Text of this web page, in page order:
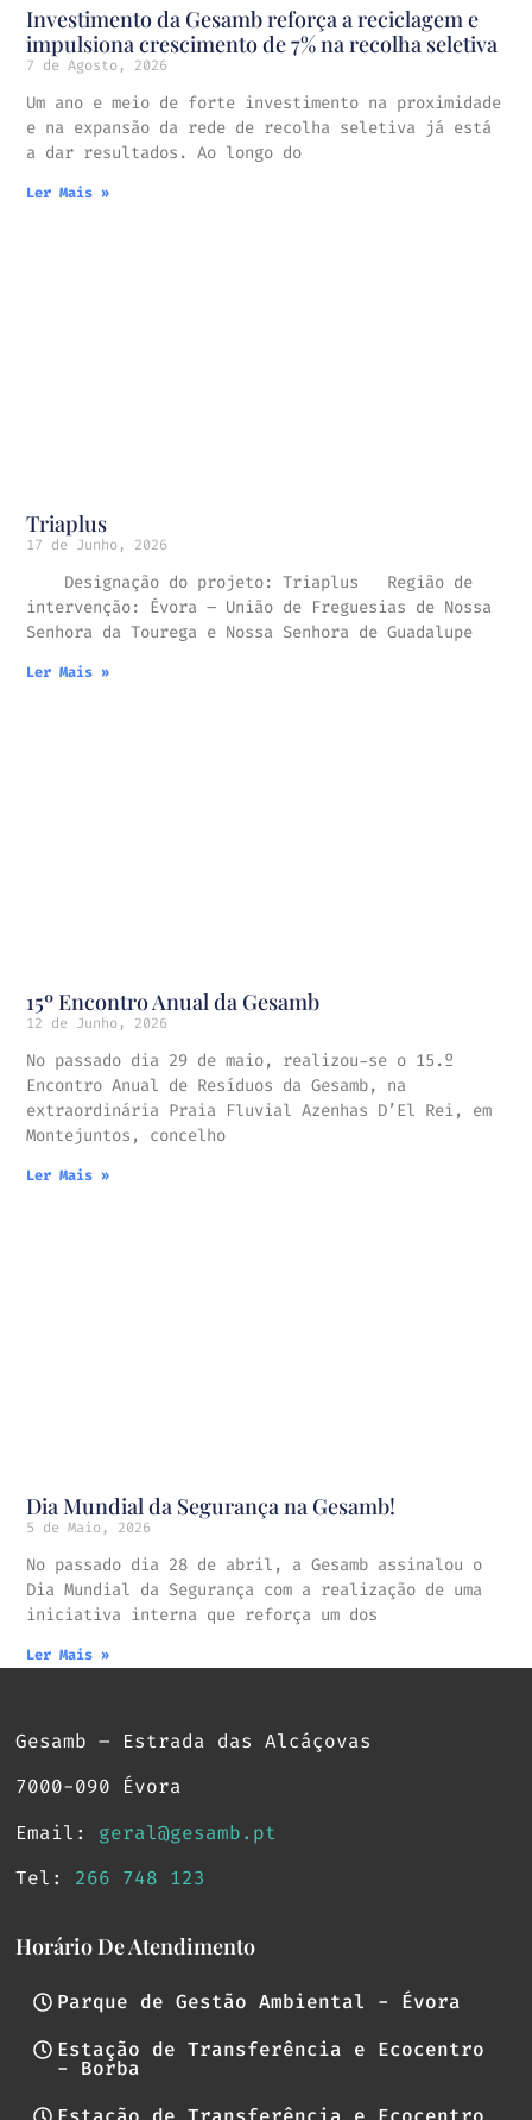
Investimento da Gesamb reforça a reciclagem e
impulsiona crescimento de 7% na recolha seletiva
7 de Agosto, 2026
Um ano e meio de forte investimento na proximidade
e na expansão da rede de recolha seletiva já está
a dar resultados. Ao longo do
Ler Mais »
Triaplus
17 de Junho, 2026
Designação do projeto: Triaplus Região de
intervenção: Évora – União de Freguesias de Nossa
Senhora da Tourega e Nossa Senhora de Guadalupe
Ler Mais »
15º Encontro Anual da Gesamb
12 de Junho, 2026
No passado dia 29 de maio, realizou-se o 15.º
Encontro Anual de Resíduos da Gesamb, na
extraordinária Praia Fluvial Azenhas D’El Rei, em
Montejuntos, concelho
Ler Mais »
Dia Mundial da Segurança na Gesamb!
5 de Maio, 2026
No passado dia 28 de abril, a Gesamb assinalou o
Dia Mundial da Segurança com a realização de uma
iniciativa interna que reforça um dos
Ler Mais »
Gesamb – Estrada das Alcáçovas
7000-090 Évora
Email: geral@gesamb.pt
Tel: 266 748 123
Horário De Atendimento
Parque de Gestão Ambiental - Évora
Estação de Transferência e Ecocentro
- Borba